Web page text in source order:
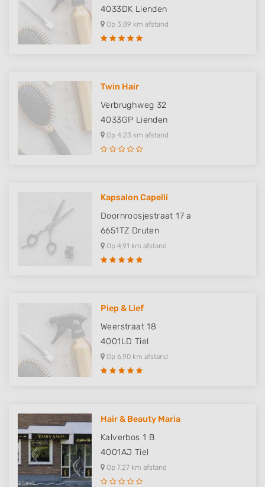
4033DK Lienden
Op 3,89 km afstand
Twin Hair
Verbrughweg 32
4033GP Lienden
Op 4,23 km afstand
Kapsalon Capelli
Doornroosjestraat 17 a
6651TZ Druten
Op 4,91 km afstand
Piep & Lief
Weerstraat 18
4001LD Tiel
Op 6,90 km afstand
Hair & Beauty Maria
Kalverbos 1 B
4001AJ Tiel
Op 7,27 km afstand